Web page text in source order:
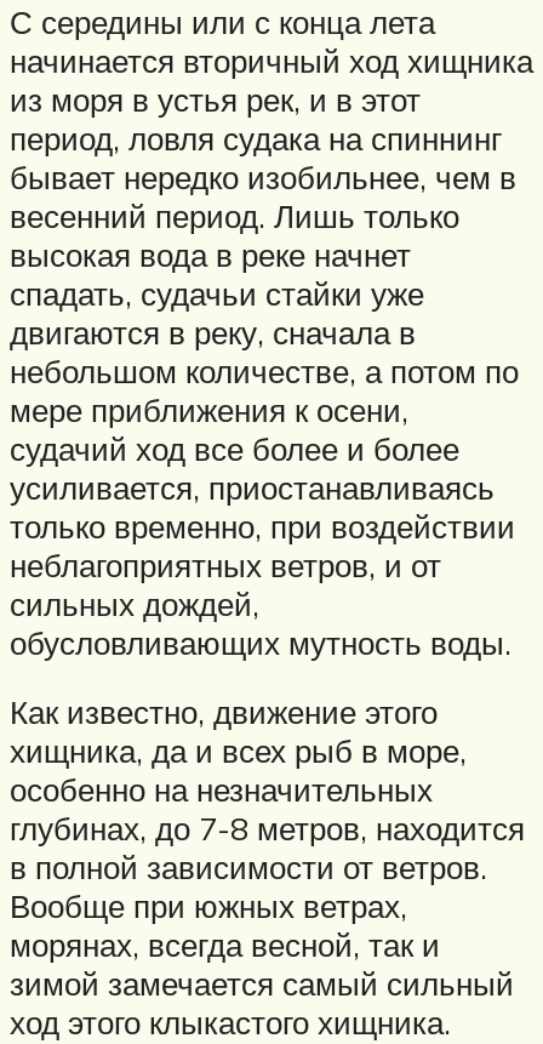
С середины или с конца лета
начинается вторичный ход хищника
из моря в устья рек, и в этот
период, ловля судака на спиннинг
бывает нередко изобильнее, чем в
весенний период. Лишь только
высокая вода в реке начнет
спадать, судачьи стайки уже
двигаются в реку, сначала в
небольшом количестве, а потом по
мере приближения к осени,
судачий ход все более и более
усиливается, приостанавливаясь
только временно, при воздействии
неблагоприятных ветров, и от
сильных дождей,
обусловливающих мутность воды.
Как известно, движение этого
хищника, да и всех рыб в море,
особенно на незначительных
глубинах, до 7-8 метров, находится
в полной зависимости от ветров.
Вообще при южных ветрах,
морянах, всегда весной, так и
зимой замечается самый сильный
ход этого клыкастого хищника.